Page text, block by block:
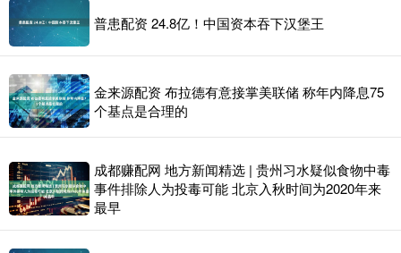
普患配资 24.8亿！中国资本吞下汉堡王
金来源配资 布拉德有意接掌美联储 称年内降息75
个基点是合理的
成都赚配网 地方新闻精选 | 贵州习水疑似食物中毒
事件排除人为投毒可能 北京入秋时间为2020年来
最早